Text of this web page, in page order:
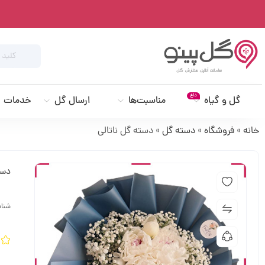
گل و گیاه داغ مناسبت‌ها ارسال گل خدمات
خانه » فروشگاه » دسته گل » دسته گل ناتالی